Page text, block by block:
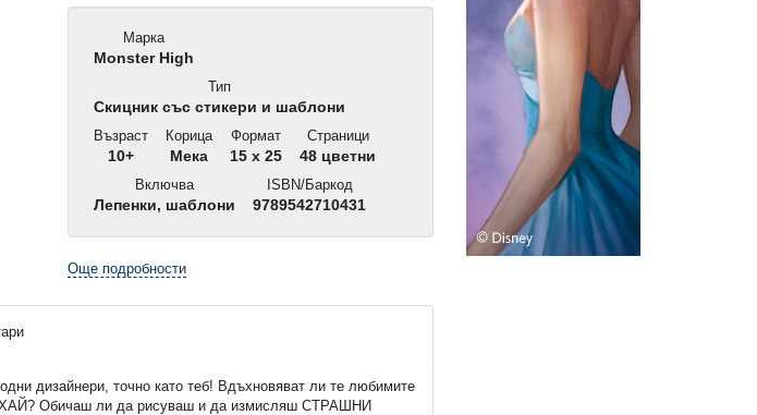
Марка
Monster High
Тип
Скицник със стикери и шаблони
Възраст
10+
Корица
Мека
Формат
15 x 25
Страници
48 цветни
Включва
Лепенки, шаблони
ISBN/Баркод
9789542710431
Още подробности
дизайнери, точно като теб! Вдъхновяват ли те любимите
Обичаш ли да рисуваш и да измисляш СТРАШНИ